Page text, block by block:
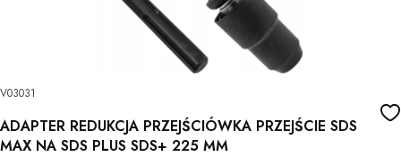
V03031
ADAPTER REDUKCJA PRZEJŚCIÓWKA PRZEJŚCIE SDS
MAX NA SDS PLUS SDS+ 225 MM